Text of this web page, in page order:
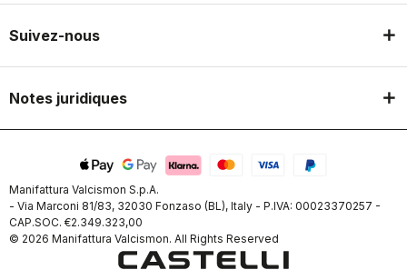
Suivez-nous
Notes juridiques
Manifattura Valcismon S.p.A.
- Via Marconi 81/83, 32030 Fonzaso (BL), Italy - P.IVA: 00023370257 -
CAP.SOC. €2.349.323,00
© 2026 Manifattura Valcismon. All Rights Reserved